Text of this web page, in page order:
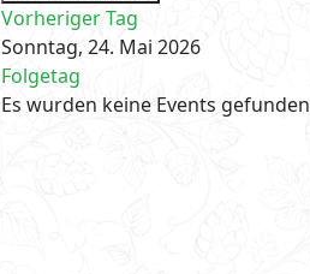
Vorheriger Tag
Sonntag, 24. Mai 2026
Folgetag
Es wurden keine Events gefunden